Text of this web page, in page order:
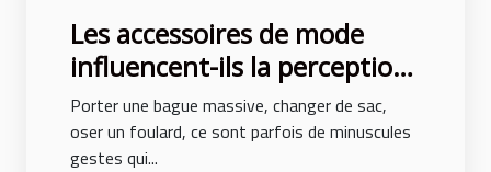
Les accessoires de mode
influencent-ils la perception
de soi ?
Porter une bague massive, changer de sac,
oser un foulard, ce sont parfois de minuscules
gestes qui...